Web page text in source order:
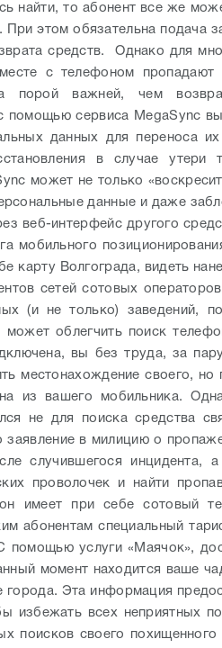
найти, то абонент все же
При этом обязательна подача
средств.
Однако для
с телефоном пропадают
порой важней, чем
помощью сервиса MegaSync
данных для переноса
в случае утери
может не только
данные и даже
веб-интерфейс другого
мобильного
карту Волгограда, видеть
сетей сотовых
(и не только) заведений,
облегчить поиск
вы без труда, за
местонахождение своего, но
из вашего мобильника.
не для поиска средства
заявление в милицию о
случившегося инцидента,
проволочек и найти
имеет при себе сотовый
абонентам специальный
помощью услуги «Маячок»,
момент находится ваше
города. Эта информация
избежать всех неприятных
поисков своего похищенного